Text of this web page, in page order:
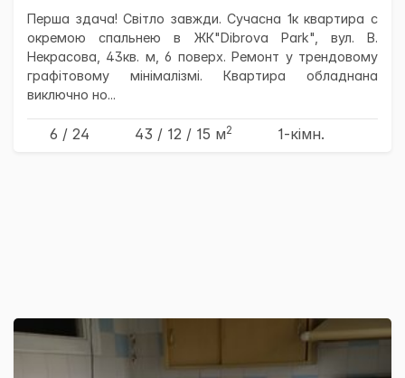
Перша здача! Світло завжди. Сучасна 1к квартира с
окремою спальнею в ЖК"Dibrova Park", вул. В.
Некрасова, 43кв. м, 6 поверх. Ремонт у трендовому
графітовому мінімалізмі. Квартира обладнана
виключно но...
6 / 24 43 / 12 / 15 м2 1-кімн.